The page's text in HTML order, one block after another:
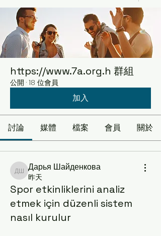
https://www.7a.org.h 群組
公開 · 18 位會員
加入
討論 媒體 檔案 會員 關於
Дарья Шайденкова
Дарья Шайденкова
昨天
Spor etkinliklerini analiz
etmek için düzenli sistem
nasıl kurulur